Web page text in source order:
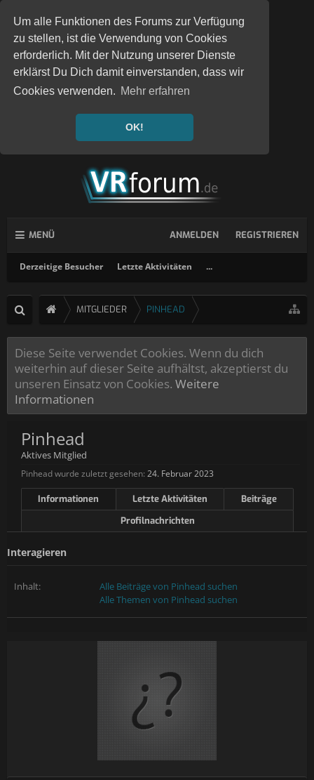
Um alle Funktionen des Forums zur Verfügung
zu stellen, ist die Verwendung von Cookies
erforderlich. Mit der Nutzung unserer Dienste
erklärst Du Dich damit einverstanden, dass wir
Cookies verwenden. Mehr erfahren
OK!
MENÜ
Derzeitige Besucher Letzte Aktivitäten ...
ANMELDEN REGISTRIEREN
MITGLIEDER PINHEAD
Diese Seite verwendet Cookies. Wenn du dich
weiterhin auf dieser Seite aufhältst, akzeptierst du
unseren Einsatz von Cookies. Weitere
Informationen
Pinhead
Aktives Mitglied
Pinhead wurde zuletzt gesehen: 24. Februar 2023
Informationen Letzte Aktivitäten
Beiträge
Profilnachrichten
Interagieren
Inhalt:
Alle Beiträge von Pinhead suchen
Alle Themen von Pinhead suchen